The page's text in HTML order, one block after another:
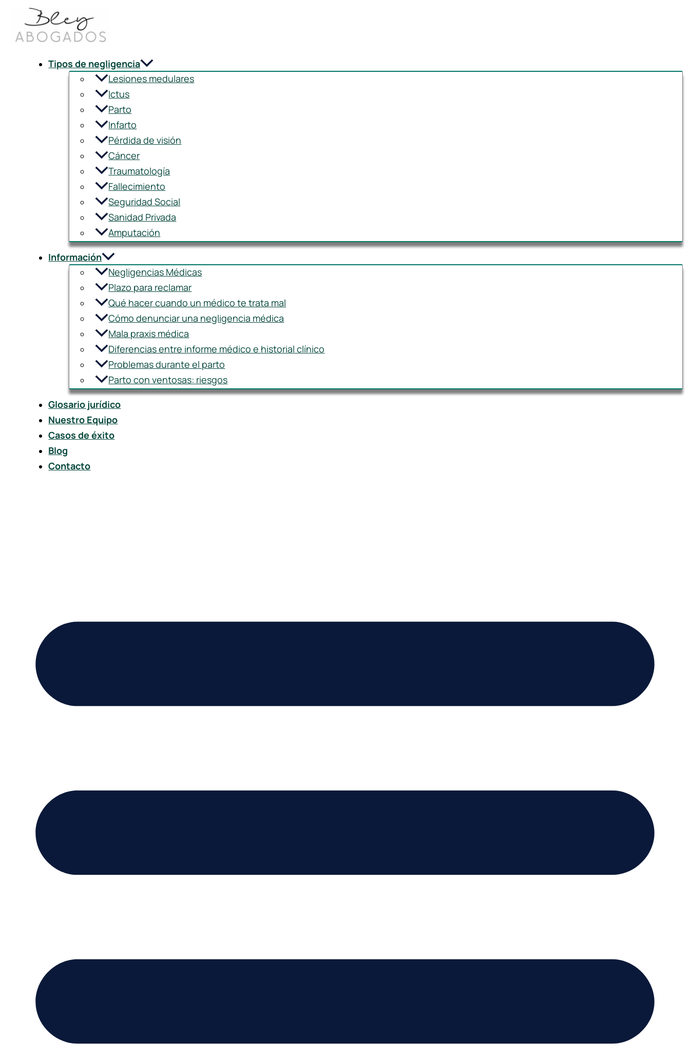
contenido
Tipos de negligencia
Lesiones medulares
Ictus
Parto
Infarto
Pérdida de visión
Cáncer
Traumatología
Fallecimiento
Seguridad Social
Sanidad Privada
Amputación
Información
Negligencias Médicas
Plazo para reclamar
Qué hacer cuando un médico te trata mal
Cómo denunciar una negligencia médica
Mala praxis médica
Diferencias entre informe médico e historial clínico
Problemas durante el parto
Parto con ventosas: riesgos
Glosario jurídico
Nuestro Equipo
Casos de éxito
Blog
Contacto